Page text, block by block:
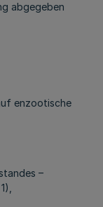
abgegeben
enzootische
–